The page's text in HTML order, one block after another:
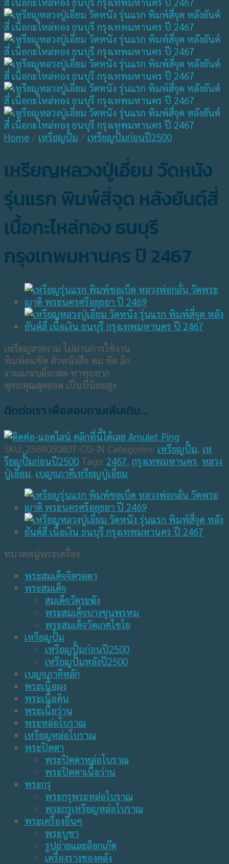
Home / เหรียญปั้ม / เหรียญปั้มก่อนปี2500
เหรียญหลวงปู่เอี่ยม วัดหนัง
รุ่นแรก พิมพ์สี่จุด หลังยันต์สี่
เนื้อกะไหล่ทอง ธนบุรี
กรุงเทพมหานคร ปี 2467
เหรียญสวยงาม ไม่ผ่านการใช้งาน
พิมพ์คมชัด ตัวหนังสือ คม ชัด ลึก
งานแกะบล็อกสด หาพบยาก
พุทธคุณสุดยอด เป็นที่นิยมสูง
ติดต่อเรา เพื่อสอบถามเพิ่มเติม...
SKU: 2569050807-CO-IN Categories: เหรียญปั้ม, เห
รียญปั้มก่อนปี2500 Tags: 2467, กรุงเทพมหานคร, หลวง
ปู่เอี่ยม, เบญจภาคีเหรียญปู่เอี่ยม
หมวดหมู่พระเครื่อง
พระสมเด็จจิตรลดา
พระสมเด็จ
สมเด็จวัดระฆัง
พระสมเด็จบางขุนพรหม
พระสมเด็จวัดเกศไชโย
เหรียญปั้ม
เหรียญปั้มก่อนปี2500
เหรียญปั้มหลังปี2500
เบญจภาคีหลัก
พระเนื้อผง
พระเนื้อดิน
พระเนื้อว่าน
พระหล่อโบราณ
เหรียญหล่อโบราณ
พระปิดตา
พระปิดตาหล่อโบราณ
พระปิดตาเนื้อว่าน
พระกรุ
พระกรุพระหล่อโบราณ
พระกรุเหรียญหล่อโบราณ
พระเครื่องอื่นๆ
พระบูชา
รูปถ่ายและล็อกเก๊ต
เครื่องรางของคลัง